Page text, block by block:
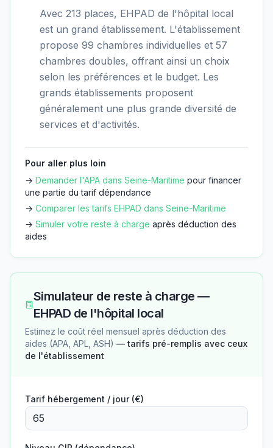
Avec 213 places, EHPAD de l'hôpital local
est un grand établissement. L'établissement
propose 99 chambres individuelles et 57
chambres doubles, offrant ainsi un choix
selon les préférences et le budget. Les
grands établissements proposent
généralement une plus grande diversité de
services et d'activités.
Pour aller plus loin
→ Demander l'APA dans Seine-Maritime pour financer
une partie du tarif dépendance
→ Comparer les tarifs EHPAD dans Seine-Maritime
→ Simuler votre reste à charge après déduction des
aides
Simulateur de reste à charge —
EHPAD de l'hôpital local
Estimez le coût réel mensuel après déduction des
aides (APA, APL, ASH) — tarifs pré-remplis avec ceux
de l'établissement
Tarif hébergement / jour (€)